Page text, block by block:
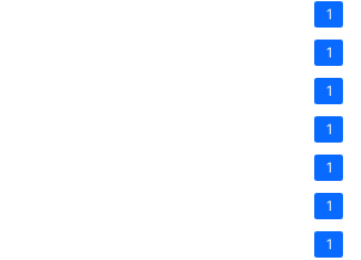
1
1
1
1
1
1
1